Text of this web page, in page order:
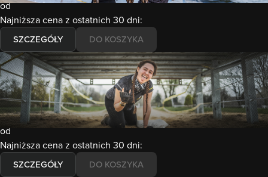
od
Najniższa cena z ostatnich 30 dni:
SZCZEGÓŁY DO KOSZYKA
26-27.09.2026
Runmageddon
WROCŁAW KOPALNIA ROLANTOWICE
Wybierz formułę
od
Najniższa cena z ostatnich 30 dni:
SZCZEGÓŁY DO KOSZYKA